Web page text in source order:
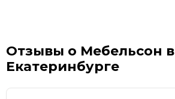
Отзывы о Мебельсон в
Екатеринбурге